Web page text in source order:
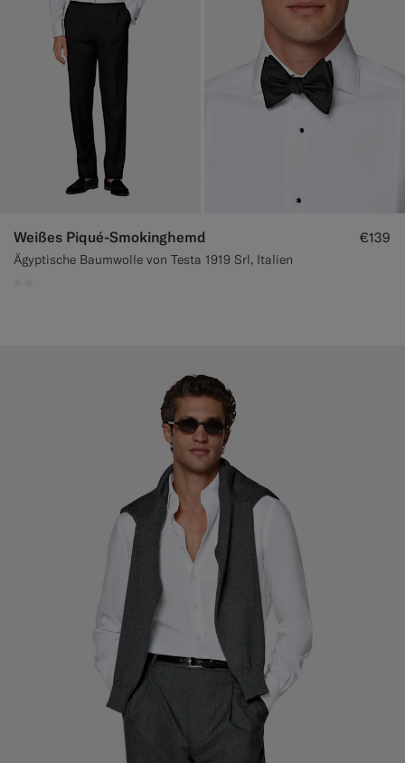
Weißes Piqué-Smokinghemd
Ägyptische Baumwolle von Testa 1919 Srl, Italien
€139